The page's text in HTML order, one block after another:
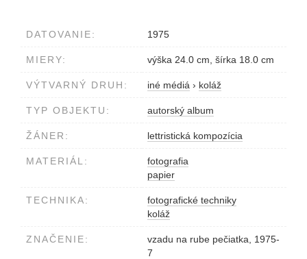
DATOVANIE: 1975
MIERY: výška 24.0 cm, šírka 18.0 cm
VÝTVARNÝ DRUH: iné médiá › koláž
TYP OBJEKTU: autorský album
ŽÁNER: lettristická kompozícia
MATERIÁL:
fotografia
papier
TECHNIKA:
fotografické techniky
koláž
ZNAČENIE:
vzadu na rube pečiatka, 1975-
7